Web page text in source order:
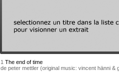
1 The end of time
de peter mettler (original music: vincent hänni &